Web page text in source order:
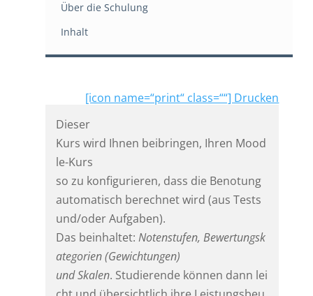
Über die Schulung
Inhalt
[icon name=“print“ class=““] Drucken
Dieser
Kurs wird Ihnen beibringen, Ihren Mood
le-Kurs
so zu konfigurieren, dass die Benotung
automatisch berechnet wird (aus Tests
und/oder Aufgaben).
Das beinhaltet: Notenstufen, Bewertungsk
ategorien (Gewichtungen)
und Skalen. Studierende können dann lei